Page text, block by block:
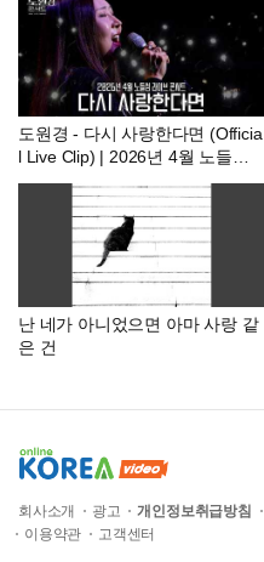
#리니지클래식 #데포로쥬#파아
그리오#아스테어
도원경 - 다시 사랑한다면 (Officia
l Live Clip) | 2026년 4월 노들섬
콘서트
난 네가 아니었으면 아마 사랑 같
은 건
회사소개 광고 개인정보취급방침
이용약관
고객센터